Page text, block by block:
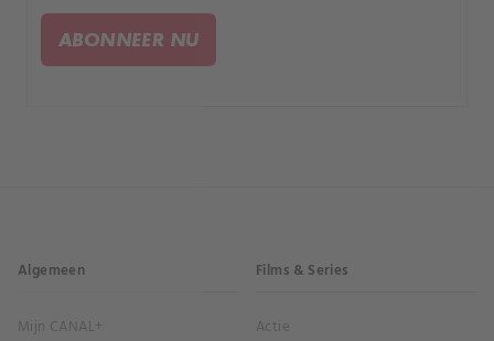
ze dat doen, hoe dan? Is er iemand anders die ze
vertrouwen om te helpen?.
ABONNEER NU
Algemeen
Mijn CANAL+
Films & Series
Actie